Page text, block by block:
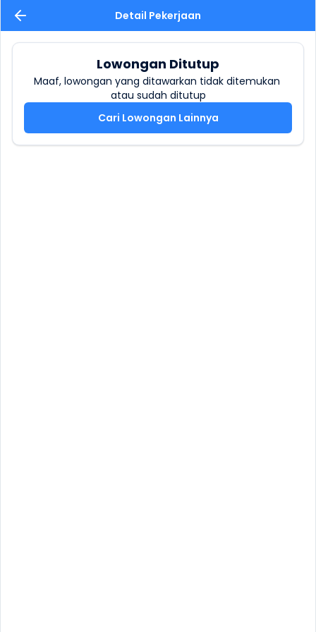
Detail Pekerjaan
Lowongan Ditutup
Maaf, lowongan yang ditawarkan tidak ditemukan
atau sudah ditutup
Cari Lowongan Lainnya